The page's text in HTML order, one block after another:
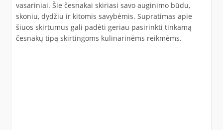
vasariniai. Šie česnakai skiriasi savo auginimo būdu,
skoniu, dydžiu ir kitomis savybėmis. Supratimas apie
šiuos skirtumus gali padėti geriau pasirinkti tinkamą
česnakų tipą skirtingoms kulinarinėms reikmėms.